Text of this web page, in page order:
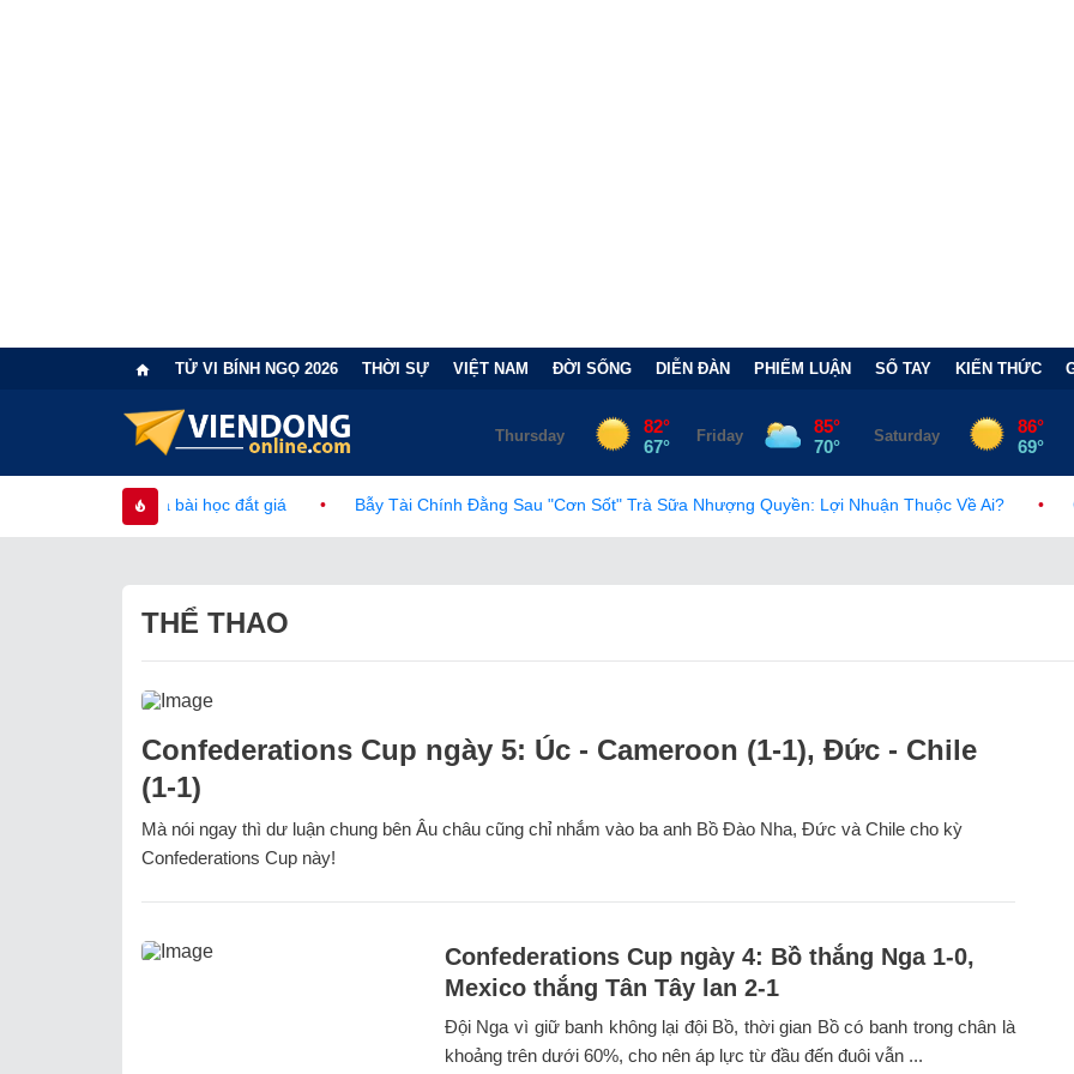
TỬ VI BÍNH NGỌ 2026 THỜI SỰ VIỆT NAM ĐỜI SỐNG DIỄN ĐÀN PHIẾM LUẬN SỔ TAY KIẾN THỨC
và bài học đắt giá • Bẫy Tài Chính Đằng Sau "Cơn Sốt" Trà Sữa Nhượng Quyền: Lợi Nhuận Thuộc Về Ai? • Châu Âu trước
THỂ THAO
Confederations Cup ngày 5: Úc - Cameroon (1-1), Đức - Chile
(1-1)
Mà nói ngay thì dư luận chung bên Âu châu cũng chỉ nhắm vào ba anh Bồ Đào Nha, Đức và Chile cho kỳ
Confederations Cup này!
Confederations Cup ngày 4: Bồ thắng Nga 1-0,
Mexico thắng Tân Tây lan 2-1
Đội Nga vì giữ banh không lại đội Bồ, thời gian Bồ có banh trong chân là
khoảng trên dưới 60%, cho nên áp lực từ đầu đến đuôi vẫn ...